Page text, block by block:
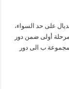
على حد السواء،
أولى ضمن دور
ب الى دور